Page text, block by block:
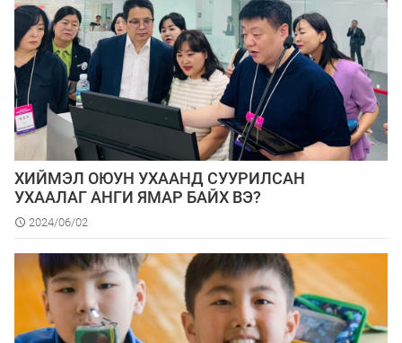
ХИЙМЭЛ ОЮУН УХААНД СУУРИЛСАН
УХААЛАГ АНГИ ЯМАР БАЙХ ВЭ?
2024/06/02